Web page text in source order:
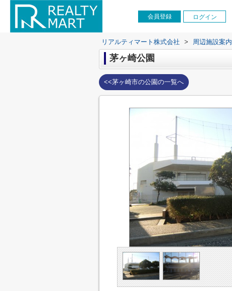
会員登録 ログイン
リアルティマート株式会社 > 周辺施設案内
茅ヶ崎公園
<<茅ヶ崎市の公園の一覧へ